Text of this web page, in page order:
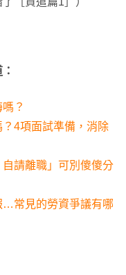
？
4項面試準備，消除
請離職」可別傻傻分
…常見的勞資爭議有哪